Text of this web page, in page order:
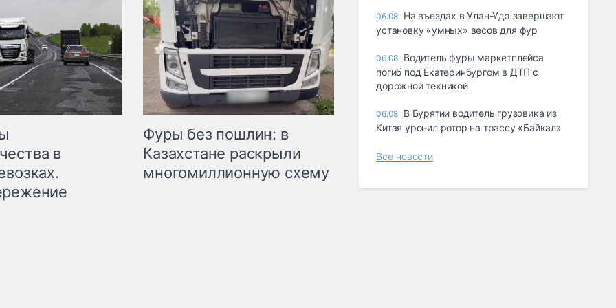
в
Фуры без пошлин: в
Казахстане раскрыли
многомиллионную схему
06.08 Ha въeздax в Улaн-Удэ зaвepшaют
ycтaнoвкy «yмныx» вecoв для фyp
06.08 Водитель фуры маркетплейса
погиб под Екатеринбургом в ДТП с
дорожной техникой
06.08 В Бурятии водитель грузовика из
Китая уронил ротор на трассу «Байкал»
Все новости